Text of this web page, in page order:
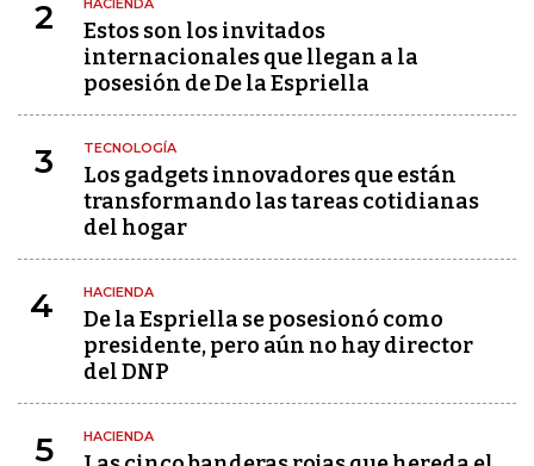
2 HACIENDA
Estos son los invitados
internacionales que llegan a la
posesión de De la Espriella
3 TECNOLOGÍA
Los gadgets innovadores que están
transformando las tareas cotidianas
del hogar
4 HACIENDA
De la Espriella se posesionó como
presidente, pero aún no hay director
del DNP
5 HACIENDA